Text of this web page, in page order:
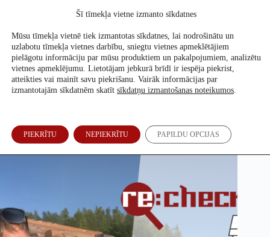
Atbalsti mūs
Cik procentus Latvijas teritorijas klāj meži? Tie nav 30%, kā
apgalvo Briedis
Šī tīmekļa vietne izmanto sīkdatnes
Mūsu tīmekļa vietnē tiek izmantotas sīkdatnes, lai nodrošinātu un
uzlabotu tīmekļa vietnes darbību, sniegtu vietnes apmeklētājiem
pielāgotu informāciju par mūsu produktiem un pakalpojumiem, analizētu
vietnes apmeklējumu. Lietotājam jebkurā brīdī ir iespēja piekrist,
atteikties vai mainīt savu piekrišanu. Vairāk informācijas par
izmantotajām sīkdatnēm skatīt sīkdatņu izmantošanas noteikumos.
PIEKRĪTU NEPIEKRĪTU PAPILDU OPCIJAS